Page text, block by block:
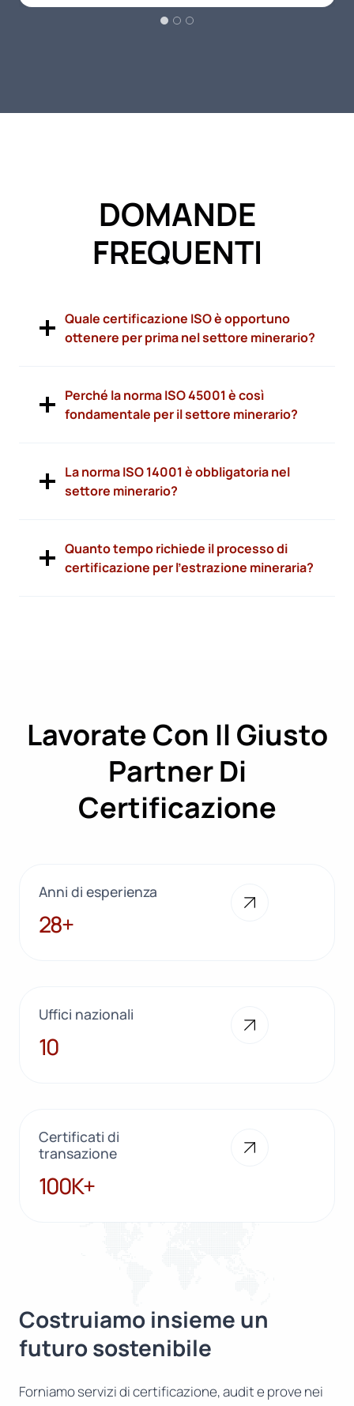
DOMANDE
FREQUENTI
Quale certificazione ISO è opportuno
ottenere per prima nel settore minerario?
Perché la norma ISO 45001 è così
fondamentale per il settore minerario?
La norma ISO 14001 è obbligatoria nel
settore minerario?
Quanto tempo richiede il processo di
certificazione per l’estrazione mineraria?
Lavorate Con Il Giusto
Partner Di
Certificazione
Anni di esperienza
28+
28+
Uffici nazionali
10
10
Certificati di
transazione
100K+
100K+
Costruiamo insieme un
futuro sostenibile
Forniamo servizi di certificazione, audit e prove nei